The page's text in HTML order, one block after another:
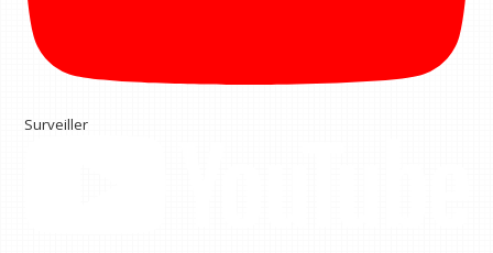
Surveiller